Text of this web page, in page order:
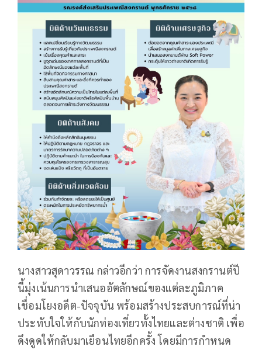
นางสาวสุดาวรรณ กล่าวอีกว่า การจัดงานสงกรานต์ปี
นี้มุ่งเน้นการนำเสนออัตลักษณ์ของแต่ละภูมิภาค
เชื่อมโยงอดีต-ปัจจุบัน พร้อมสร้างประสบการณ์ที่น่า
ประทับใจให้กับนักท่องเที่ยวทั้งไทยและต่างชาติ เพื่อ
ดึงดูดให้กลับมาเยือนไทยอีกครั้ง โดยมีการกำหนด